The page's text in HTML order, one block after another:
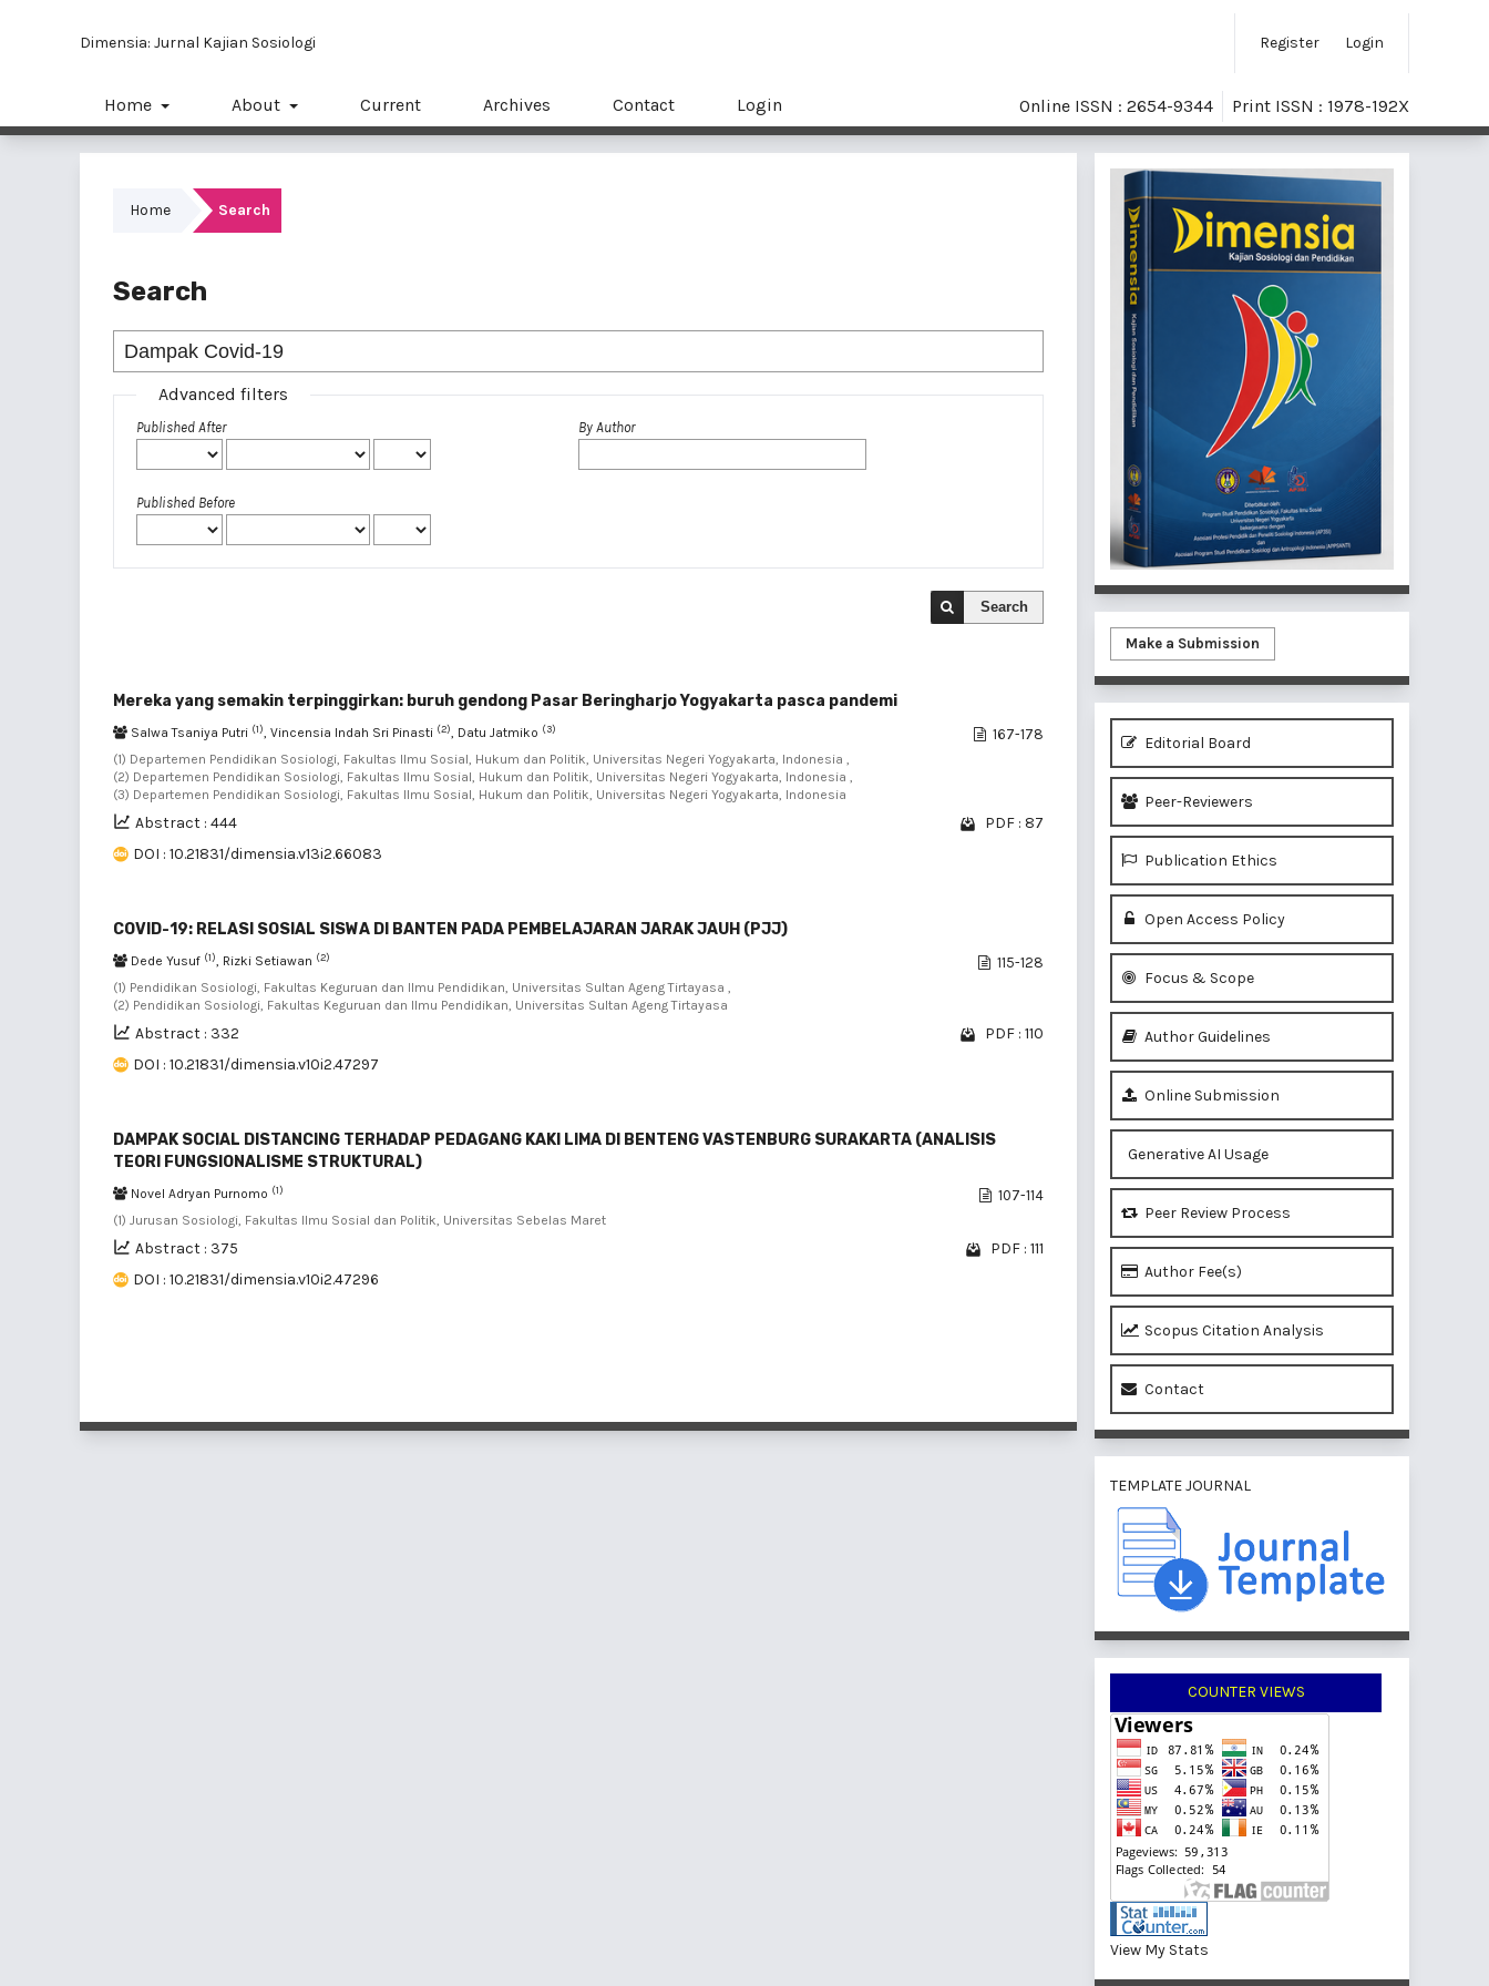
Dimensia: Jurnal Kajian Sosiologi Register Login
Home About Current Archives Contact Login Online ISSN : 2654-9344 Print ISSN : 1978-192X
Home Search
Search
Advanced filters
Published After
Published Before
By Author
Search
Mereka yang semakin terpinggirkan: buruh gendong Pasar Beringharjo Yogyakarta pasca pandemi
Salwa Tsaniya Putri (1), Vincensia Indah Sri Pinasti (2), Datu Jatmiko (3)
(1) Departemen Pendidikan Sosiologi, Fakultas Ilmu Sosial, Hukum dan Politik, Universitas Negeri Yogyakarta, Indonesia ,
(2) Departemen Pendidikan Sosiologi, Fakultas Ilmu Sosial, Hukum dan Politik, Universitas Negeri Yogyakarta, Indonesia ,
(3) Departemen Pendidikan Sosiologi, Fakultas Ilmu Sosial, Hukum dan Politik, Universitas Negeri Yogyakarta, Indonesia
167-178
Abstract : 444
PDF : 87
DOI : 10.21831/dimensia.v13i2.66083
COVID-19: RELASI SOSIAL SISWA DI BANTEN PADA PEMBELAJARAN JARAK JAUH (PJJ)
Dede Yusuf (1), Rizki Setiawan (2)
(1) Pendidikan Sosiologi, Fakultas Keguruan dan Ilmu Pendidikan, Universitas Sultan Ageng Tirtayasa ,
(2) Pendidikan Sosiologi, Fakultas Keguruan dan Ilmu Pendidikan, Universitas Sultan Ageng Tirtayasa
115-128
Abstract : 332
PDF : 110
DOI : 10.21831/dimensia.v10i2.47297
DAMPAK SOCIAL DISTANCING TERHADAP PEDAGANG KAKI LIMA DI BENTENG VASTENBURG SURAKARTA (ANALISIS
TEORI FUNGSIONALISME STRUKTURAL)
Novel Adryan Purnomo (1)
(1) Jurusan Sosiologi, Fakultas Ilmu Sosial dan Politik, Universitas Sebelas Maret
107-114
Abstract : 375
PDF : 111
DOI : 10.21831/dimensia.v10i2.47296
Make a Submission
Editorial Board
Peer-Reviewers
Publication Ethics
Open Access Policy
Focus & Scope
Author Guidelines
Online Submission
Generative AI Usage
Peer Review Process
Author Fee(s)
Scopus Citation Analysis
Contact
TEMPLATE JOURNAL
COUNTER VIEWS
View My Stats